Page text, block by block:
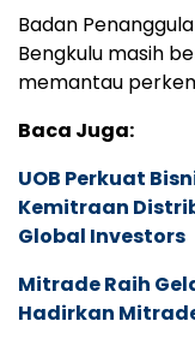
Badan
Bengkulu masih
memantau
Baca Juga:
UOB Perkuat
Kemitraan
Global Investors
Mitrade Raih
Hadirkan